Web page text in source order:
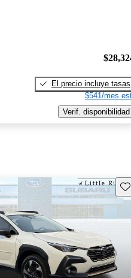
El precio incluye tasas
$541/mes
Verif. disponibilidad